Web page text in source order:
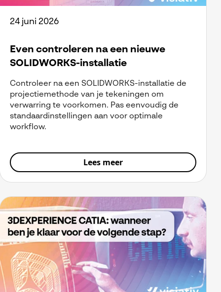
24 juni 2026
Even controleren na een nieuwe
SOLIDWORKS-installatie
Controleer na een SOLIDWORKS-installatie de
projectiemethode van je tekeningen om
verwarring te voorkomen. Pas eenvoudig de
standaardinstellingen aan voor optimale
workflow.
Lees meer